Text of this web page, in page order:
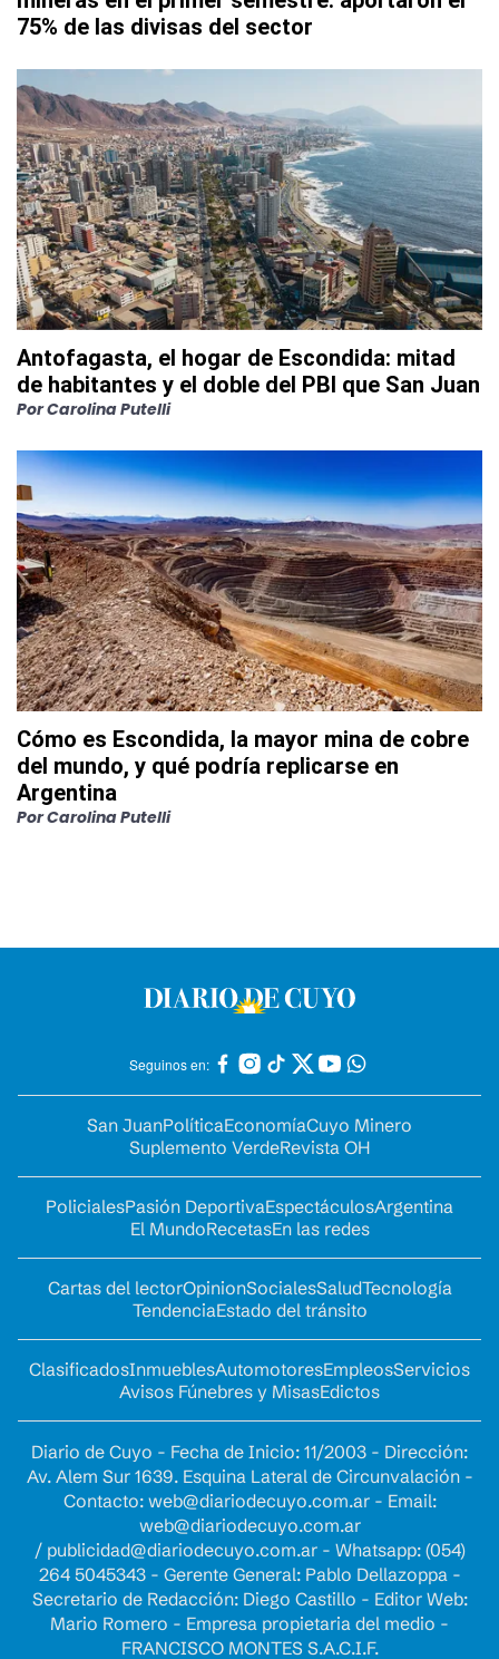
75% de las divisas del sector
Antofagasta, el hogar de Escondida: mitad
de habitantes y el doble del PBI que San Juan
PorCarolina Putelli
Cómo es Escondida, la mayor mina de cobre
del mundo, y qué podría replicarse en
Argentina
PorCarolina Putelli
Seguinos en:
San JuanPolíticaEconomíaCuyo Minero
Suplemento VerdeRevista OH
PolicialesPasión DeportivaEspectáculosArgentina
El MundoRecetasEn las redes
Cartas del lectorOpinionSocialesSaludTecnología
TendenciaEstado del tránsito
ClasificadosInmueblesAutomotoresEmpleosServicios
Avisos Fúnebres y MisasEdictos
Diario de Cuyo - Fecha de Inicio: 11/2003 - Dirección:
Av. Alem Sur 1639. Esquina Lateral de Circunvalación -
Contacto: web@diariodecuyo.com.ar- Email:
web@diariodecuyo.com.ar
/ publicidad@diariodecuyo.com.ar- Whatsapp: (054)
264 5045343 - Gerente General: Pablo Dellazoppa -
Secretario de Redacción: Diego Castillo - Editor Web:
Mario Romero - Empresa propietaria del medio -
FRANCISCO MONTES S.A.C.I.F.